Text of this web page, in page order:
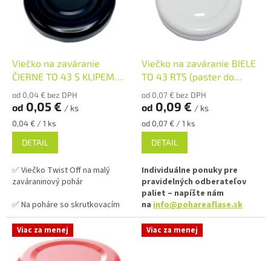
Viečko na zaváranie
ČIERNE TO 43 S KLIPEM
RSB/RTB
od 0,04 € bez DPH
od 0,05 € / ks
Jednotková
cena:
0,04 € / 1 ks
DETAIL
✅ Viečko Twist Off na malý
zaváraninový pohár
✅ Na poháre so skrutkovacím
uzáverom TO 43
✅ Rôzne varianty viečok TO 43
objednajte
Viečko na zaváranie BIELE
TO 43 RTS (paster do
105°C)
od 0,07 € bez DPH
od 0,09 € / ks
Jednotková
cena:
od 0,07 € / 1 ks
DETAIL
Individuálne ponuky pre
pravidelných odberateľov
paliet – napíšte nám
na info@pohareaflase.sk
✅ Viečko na pohár s uzáverom
typu Twist Off 43
Viac za menej Viac za menej